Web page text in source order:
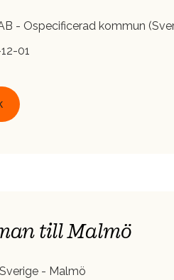
- Ospecificerad kommun
01
till Malmö
- Malmö